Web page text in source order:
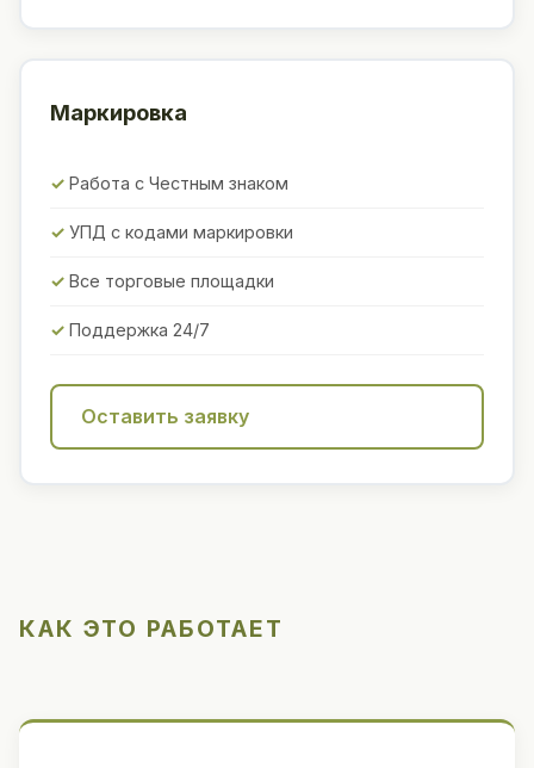
Маркировка
Работа с Честным знаком
УПД с кодами маркировки
Все торговые площадки
Поддержка 24/7
Оставить заявку
КАК ЭТО РАБОТАЕТ